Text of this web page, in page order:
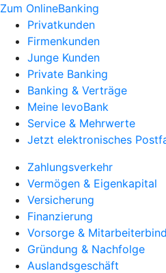
Zum OnlineBanking
Privatkunden
Firmenkunden
Junge Kunden
Private Banking
Banking & Verträge
Meine levoBank
Service & Mehrwerte
Jetzt elektronisches
Zahlungsverkehr
Vermögen & Eigenkapital
Versicherung
Finanzierung
Vorsorge &
Gründung & Nachfolge
Auslandsgeschäft